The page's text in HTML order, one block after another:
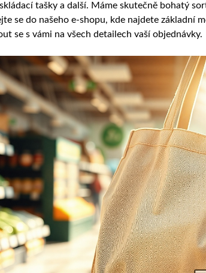
tašky a další. Máme skutečně bohatý
se do našeho e-shopu, kde najdete základní
se s vámi na všech detailech vaší objednávky.